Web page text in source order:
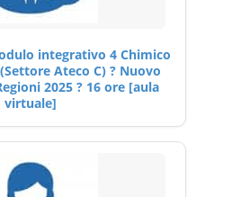
integrativo 4 Chimico
Ateco C) ? Nuovo
2025 ? 16 ore [aula
virtuale]